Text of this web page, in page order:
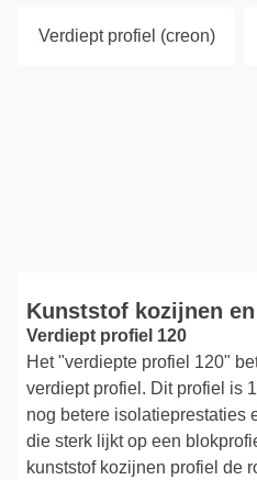
Verdiept profiel (creon)
Kunststof kozijnen
Verdiept profiel 120
Het "verdiepte profiel 120"
verdiept profiel. Dit profiel is
nog betere isolatieprestaties
die sterk lijkt op een
kunststof kozijnen profiel de